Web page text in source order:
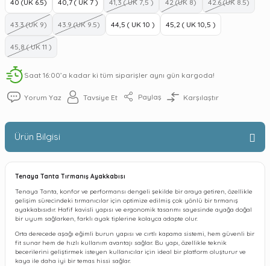
40 (UK 6.5) 40,7 ( UK 7 ) 41,3 ( UK 7,5 ) 42 (UK 8) 42.6 (UK 8.5)
43.3 (UK 9) 43.9 (UK 9.5) 44,5 ( UK 10 ) 45,2 ( UK 10,5 )
45,8 ( UK 11 )
Saat 16:00’a kadar ki tüm siparişler aynı gün kargoda!
Yorum Yaz Tavsiye Et Paylaş Karşılaştır
Ürün Bilgisi
Tenaya Tanta Tırmanış Ayakkabısı
Tenaya Tanta, konfor ve performansı dengeli şekilde bir araya getiren, özellikle
gelişim sürecindeki tırmanıcılar için optimize edilmiş çok yönlü bir tırmanış
ayakkabısıdır. Hafif kavisli yapısı ve ergonomik tasarımı sayesinde ayağa doğal
bir uyum sağlarken, farklı ayak tiplerine kolayca adapte olur.
Orta derecede aşağı eğimli burun yapısı ve cırtlı kapama sistemi, hem güvenli bir
fit sunar hem de hızlı kullanım avantajı sağlar. Bu yapı, özellikle teknik
becerilerini geliştirmek isteyen kullanıcılar için ideal bir platform oluşturur ve
kaya ile daha iyi bir temas hissi sağlar.